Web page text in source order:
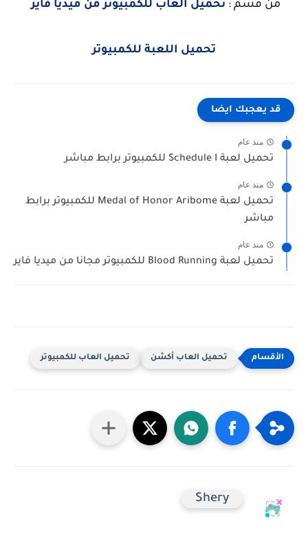
من قسم : تحميل العاب للكمبيوتر من ميديا فاير
تحميل اللعبة للكمبيوتر
قد يعجبك ايضا
منذ عام
تحميل لعبة Schedule I للكمبيوتر برابط مباشر
منذ عام
تحميل لعبة Medal of Honor Aribome للكمبيوتر برابط
مباشر
منذ عام
تحميل لعبة Blood Running للكمبيوتر مجانا من ميديا فاير
تحميل العاب أكشن تحميل العاب للكمبيوتر
Shery